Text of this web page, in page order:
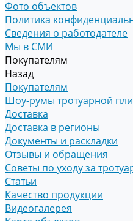
Фото объектов
Политика
Сведения о работодателе
Мы в СМИ
Покупателям
Назад
Покупателям
Шоу-румы тротуарной
Доставка
Доставка в регионы
Документы и раскладки
Отзывы и обращения
Советы по уходу за
Статьи
Качество продукции
Видеогалерея